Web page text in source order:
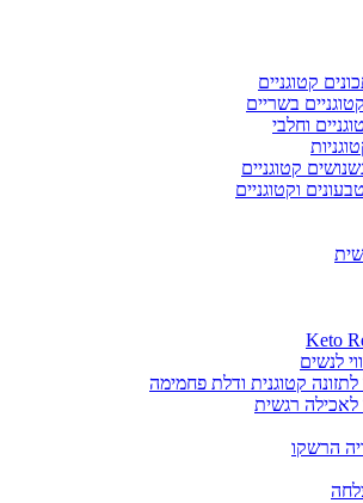
קטוגניים
בשריים
וחלבי
קטוגניים
וקטוגניים
לנשים
לתזונה קטוגנית ודלת פחמימה
לאכילה רגשית
הרשקו